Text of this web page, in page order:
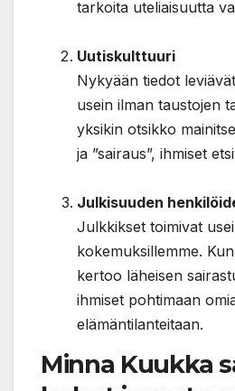
tarkoita uteliaisuutta
Uutiskulttuuri
Nykyään tiedot
usein ilman taustojen
yksikin otsikko
ja ”sairaus”, ihmiset
Julkisuuden
Julkkikset toimivat
kokemuksillemme.
kertoo läheisen
ihmiset pohtimaan
elämäntilanteitaan.
Minna Kuukka